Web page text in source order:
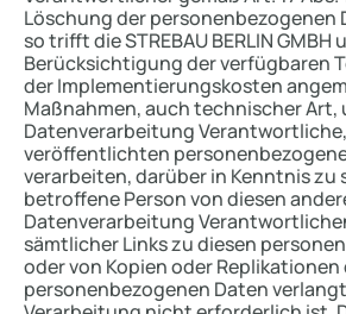
Löschung der
so trifft die STREBAU BERLIN GMBH
Berücksichtigung der verfügbaren
der Implementierungskosten
Maßnahmen, auch technischer Art,
Datenverarbeitung
veröffentlichten
verarbeiten, darüber in Kenntnis zu
betroffene Person von diesen
Datenverarbeitung
sämtlicher Links zu diesen
oder von Kopien oder Replikationen
personenbezogenen Daten